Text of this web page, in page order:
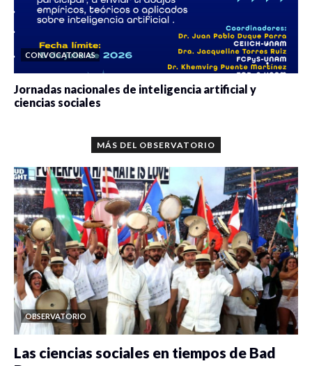
CONVOCATORIAS
Jornadas nacionales de inteligencia artificial y
ciencias sociales
MÁS DEL OBSERVATORIO
OBSERVATORIO
Las ciencias sociales en tiempos de Bad